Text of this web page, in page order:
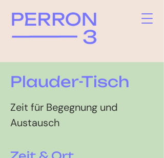
Plauder-Tisch
Zeit für Begegnung und
Austausch